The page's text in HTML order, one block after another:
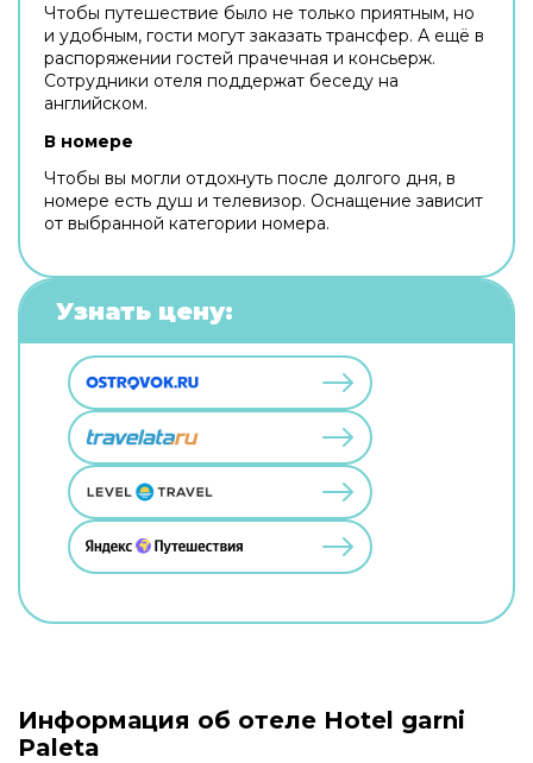
Чтобы путешествие было не только приятным, но
и удобным, гости могут заказать трансфер. А ещё в
распоряжении гостей прачечная и консьерж.
Сотрудники отеля поддержат беседу на
английском.
В номере
Чтобы вы могли отдохнуть после долгого дня, в
номере есть душ и телевизор. Оснащение зависит
от выбранной категории номера.
Узнать цену:
Информация об отеле Hotel garni
Paleta